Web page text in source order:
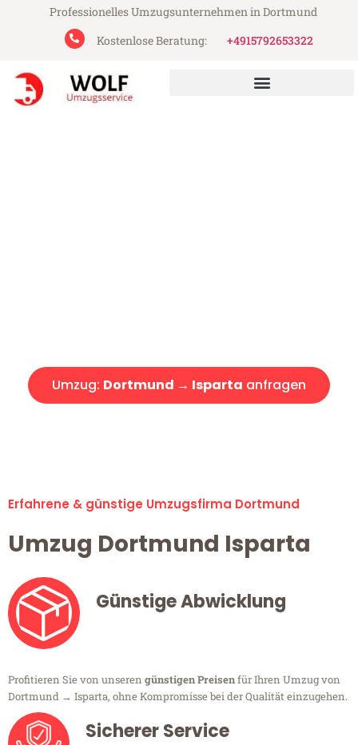
Professionelles Umzugsunternehmen in Dortmund
Kostenlose Beratung:
+4915792653322
Umzug: Dortmund → Isparta anfragen
Erfahrene & günstige Umzugsfirma Dortmund
Umzug Dortmund Isparta
Günstige Abwicklung
Profitieren Sie von unseren günstigen Preisenfür Ihren Umzug von
Dortmund → Isparta, ohne Kompromisse bei der Qualität einzugehen.
Sicherer Service